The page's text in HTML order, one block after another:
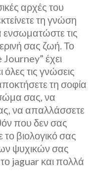
αρχές του
τη γνώση
ενσωματώστε τις
σας ζωή. Το
έχει
όλες τις γνώσεις
τη σοφία
σας, να
να απαλλάσσετε
που δεν σας
το βιολογικό σας
ψυχικών σας
jaguar και πολλά